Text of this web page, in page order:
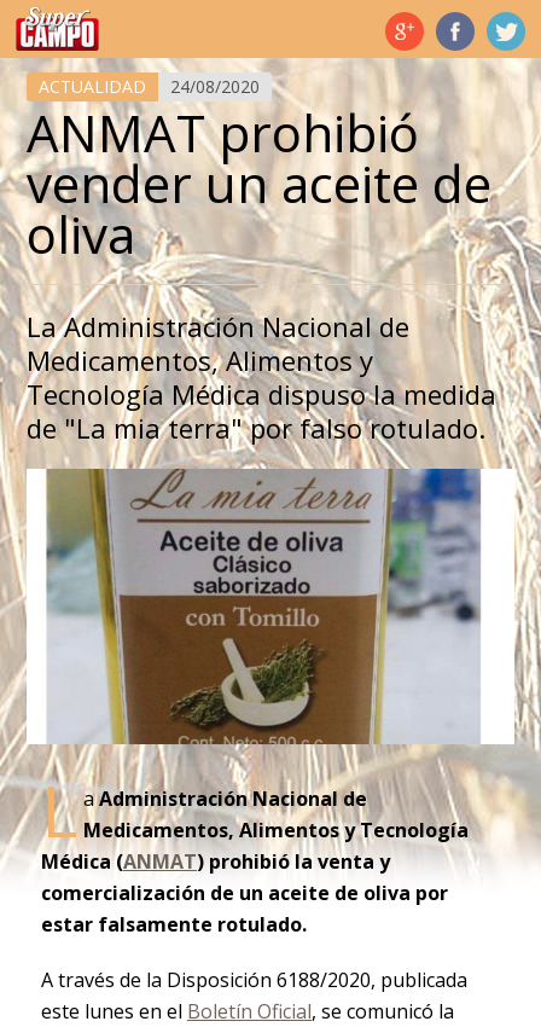
Temas de hoy
ACTUALIDAD 24/08/2020
ANMAT prohibió
vender un aceite de
oliva
La Administración Nacional de
Medicamentos, Alimentos y
Tecnología Médica dispuso la medida
de "La mia terra" por falso rotulado.
L aAdministración Nacional de
Medicamentos, Alimentos y Tecnología
Médica (ANMAT) prohibió la venta y
comercialización de un aceite de oliva por
estar falsamente rotulado.
A través de la Disposición 6188/2020, publicada
este lunes en el Boletín Oficial, se comunicó la